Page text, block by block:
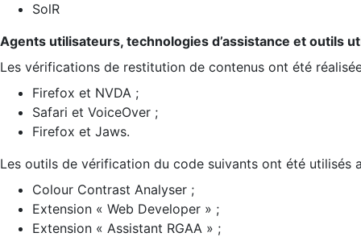
SolR
Agents utilisateurs, technologies d’assistance et outils
Les vérifications de restitution de contenus ont été
Firefox et NVDA ;
Safari et VoiceOver ;
Firefox et Jaws.
Les outils de vérification du code suivants ont été utilisés
Colour Contrast Analyser ;
Extension « Web Developer » ;
Extension « Assistant RGAA » ;